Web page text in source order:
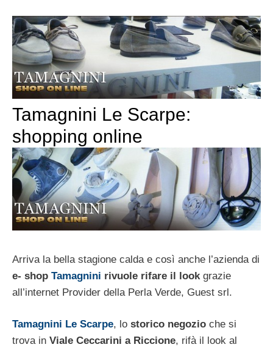
Tamagnini Le Scarpe:
shopping online
Arriva la bella stagione calda e così anche l’azienda di
e- shop Tamagnini rivuole rifare il lookgrazie
all’internet Provider della Perla Verde, Guest srl.
Tamagnini Le Scarpe, lo storico negozio che si
trova in Viale Ceccarini a Riccione, rifà il look al